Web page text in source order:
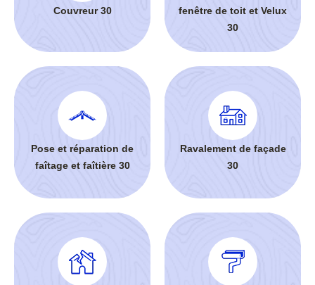
Couvreur 30
fenêtre de toit et Velux
30
Pose et réparation de
faîtage et faîtière 30
Ravalement de façade
30